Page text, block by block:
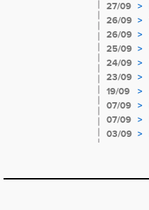
27/09 >
26/09 >
26/09 >
25/09 >
24/09 >
23/09 >
19/09 >
07/09 >
07/09 >
03/09 >